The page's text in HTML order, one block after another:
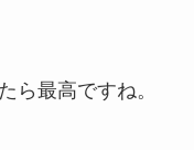
ら最高ですね。